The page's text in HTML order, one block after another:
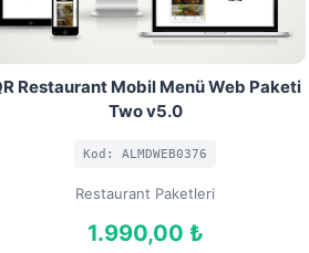
Restaurant Mobil Menü Web Paketi
Two v5.0
Kod: ALMDWEB0376
Restaurant Paketleri
1.990,00 ₺